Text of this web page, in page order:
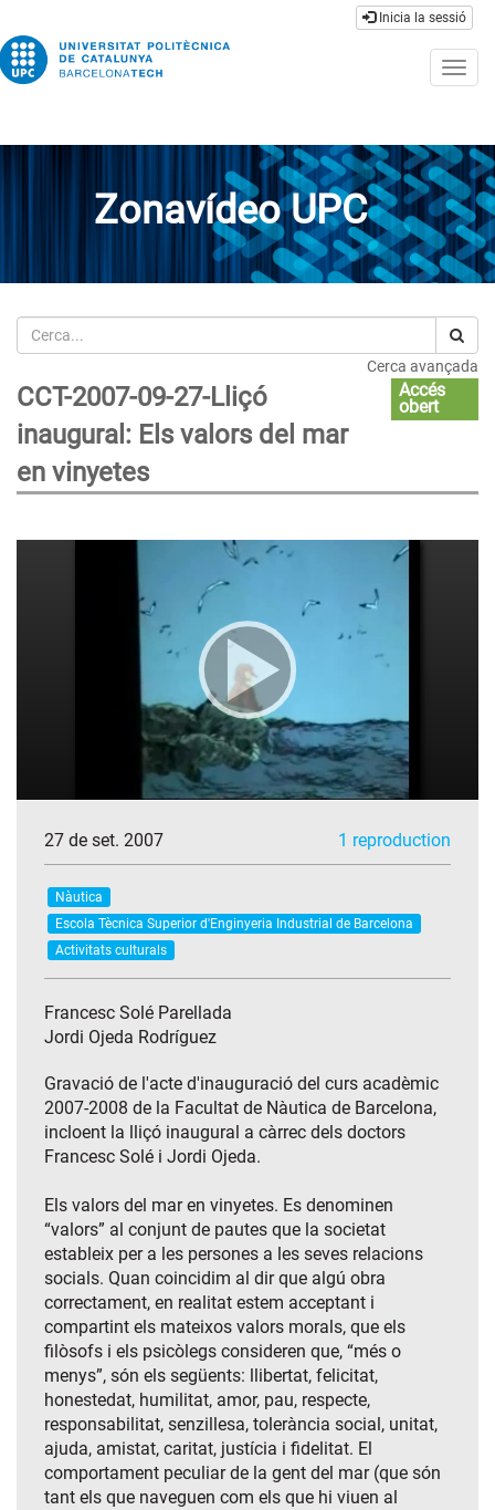
Inicia la sessió
Zonavídeo UPC
Cerca
Cerca avançada
CCT-2007-09-27-Lliçó
inaugural: Els valors del mar
en vinyetes
Accés
obert
27 de set. 2007 1 reproduction
Nàutica
Escola Tècnica Superior d'Enginyeria Industrial de Barcelona
Activitats culturals
Francesc Solé Parellada
Jordi Ojeda Rodríguez
Gravació de l'acte d'inauguració del curs acadèmic
2007-2008 de la Facultat de Nàutica de Barcelona,
incloent la lliçó inaugural a càrrec dels doctors
Francesc Solé i Jordi Ojeda.
Els valors del mar en vinyetes. Es denominen
“valors” al conjunt de pautes que la societat
estableix per a les persones a les seves relacions
socials. Quan coincidim al dir que algú obra
correctament, en realitat estem acceptant i
compartint els mateixos valors morals, que els
filòsofs i els psicòlegs consideren que, “més o
menys”, són els següents: llibertat, felicitat,
honestedat, humilitat, amor, pau, respecte,
responsabilitat, senzillesa, tolerància social, unitat,
ajuda, amistat, caritat, justícia i fidelitat. El
comportament peculiar de la gent del mar (que són
tant els que naveguen com els que hi viuen al